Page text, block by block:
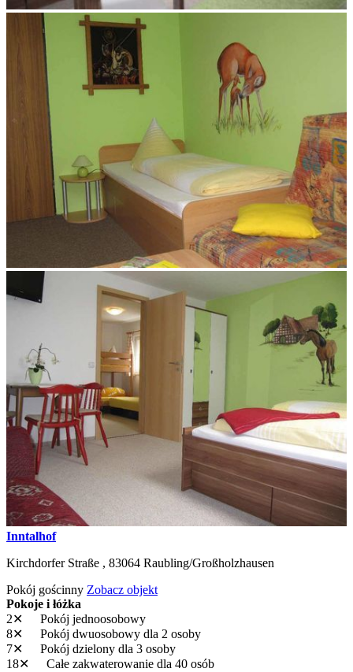
Inntalhof
Kirchdorfer Straße , 83064 Raubling/Großholzhausen
Pokój gościnny Zobacz objekt
Pokoje i łóżka
2✕
Pokój jednoosobowy
8✕
Pokój dwuosobowy dla 2 osoby
7✕
Pokój dzielony dla 3 osoby
18✕
Całe zakwaterowanie dla 40 osób